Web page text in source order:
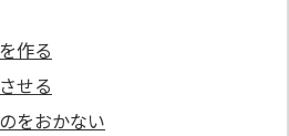
作る
せる
をおかない